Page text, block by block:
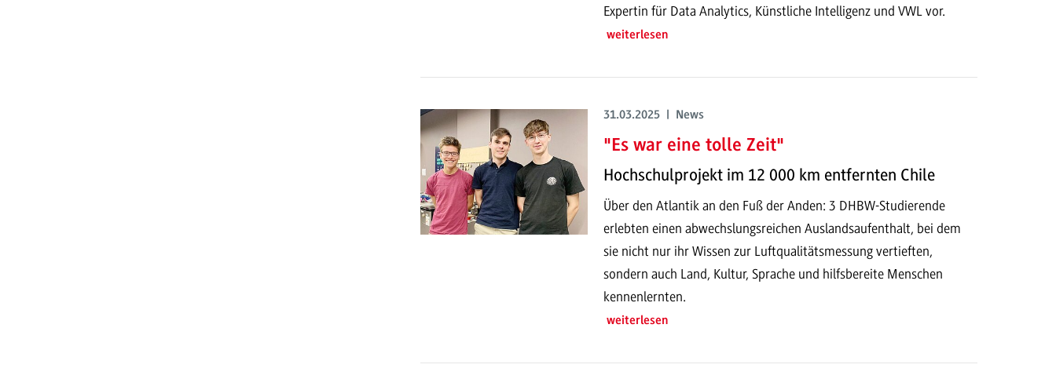
Expertin für Data Analytics, Künstliche Intelligenz und VWL vor.
weiterlesen
31.03.2025 | News
"Es war eine tolle Zeit"
Hochschulprojekt im 12 000 km entfernten Chile
Über den Atlantik an den Fuß der Anden: 3 DHBW-Studierende
erlebten einen abwechslungsreichen Auslandsaufenthalt, bei dem
sie nicht nur ihr Wissen zur Luftqualitätsmessung vertieften,
sondern auch Land, Kultur, Sprache und hilfsbereite Menschen
kennenlernten.
weiterlesen